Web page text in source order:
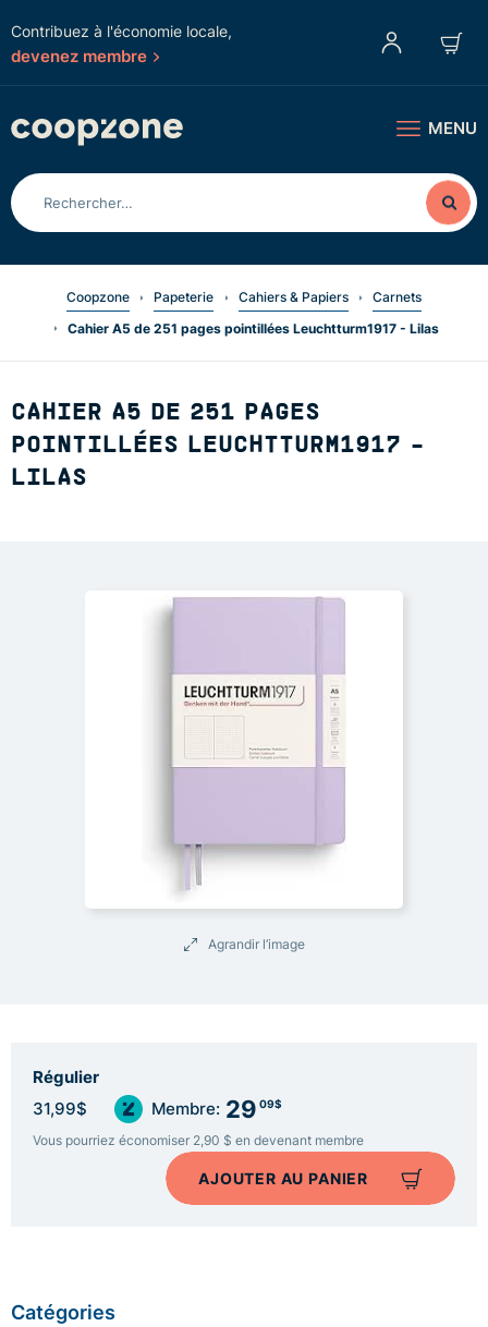
Contribuez à l'économie locale,
devenez membre
MENU
Coopzone Papeterie Cahiers & Papiers
Carnets
Cahier A5 de 251 pages pointillées Leuchtturm1917 - Lilas
CAHIER A5 DE 251 PAGES
POINTILLÉES LEUCHTTURM1917 -
LILAS
Agrandir l’image
Régulier
31,99$ Membre: 29 09$
Vous pourriez économiser 2,90 $ en devenant membre
AJOUTER AU PANIER
Catégories